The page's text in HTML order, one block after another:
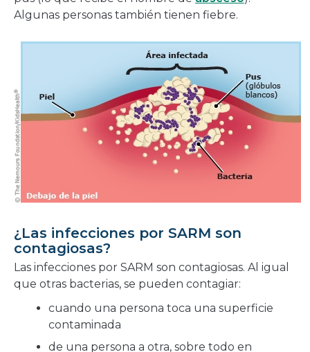
Algunas personas también tienen fiebre.
¿Las infecciones por SARM son
contagiosas?
Las infecciones por SARM son contagiosas. Al igual
que otras bacterias, se pueden contagiar:
cuando una persona toca una superficie
contaminada
de una persona a otra, sobre todo en